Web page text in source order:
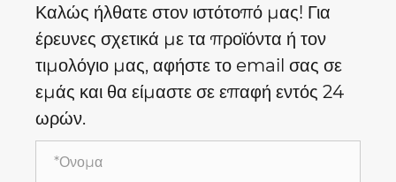
Καλώς ήλθατε στον ιστότοπό μας! Για
έρευνες σχετικά με τα προϊόντα ή τον
τιμολόγιο μας, αφήστε το email σας σε
εμάς και θα είμαστε σε επαφή εντός 24
ωρών.